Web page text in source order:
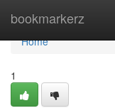
bookmarkerz
Home
Home
1